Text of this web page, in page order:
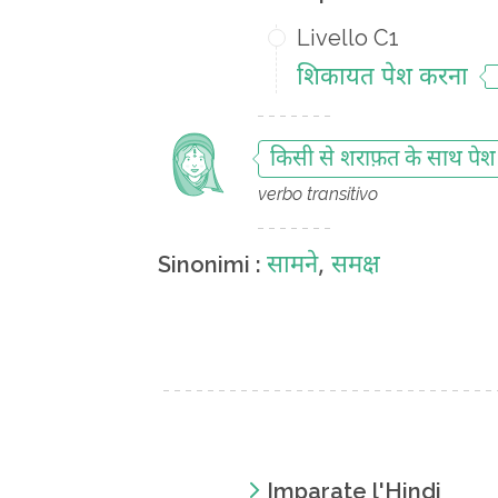
Livello C1
शिकायत पेश करना
किसी से शराफ़त के साथ
verbo transitivo
Sinonimi : सामने, समक्ष
Imparate l'Hindi